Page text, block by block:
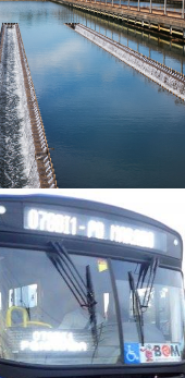
Intermunicipal
Regiões